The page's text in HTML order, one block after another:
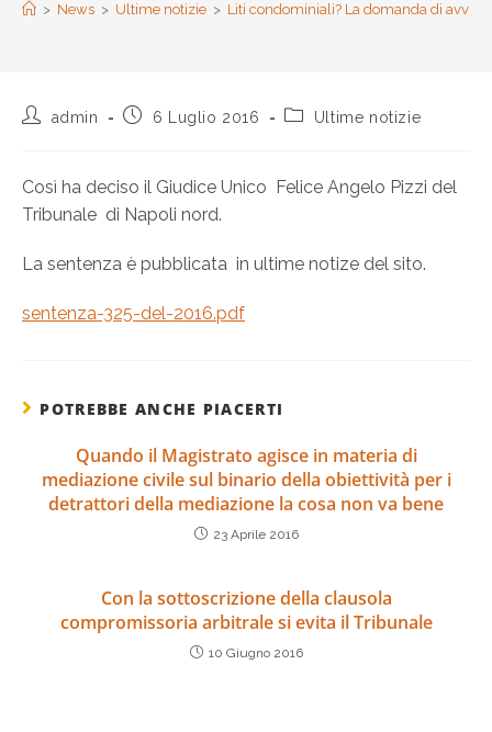
> News > Ultime notizie > Liti condominiali? La domanda di avvio
admin 6 Luglio 2016 Ultime notizie
Così ha deciso il Giudice Unico Felice Angelo Pizzi del
Tribunale di Napoli nord.
La sentenza è pubblicata in ultime notize del sito.
sentenza-325-del-2016.pdf
POTREBBE ANCHE PIACERTI
Quando il Magistrato agisce in materia di
mediazione civile sul binario della obiettività per i
detrattori della mediazione la cosa non va bene
23 Aprile 2016
Con la sottoscrizione della clausola
compromissoria arbitrale si evita il Tribunale
10 Giugno 2016